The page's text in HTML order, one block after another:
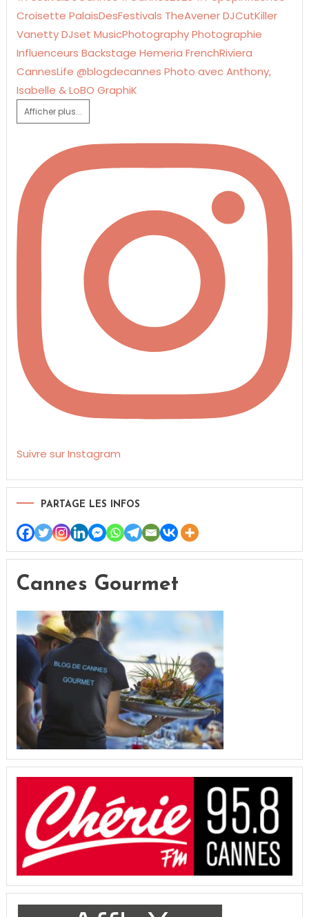
Afficher plus...
Suivre sur Instagram
PARTAGE LES INFOS
Cannes Gourmet